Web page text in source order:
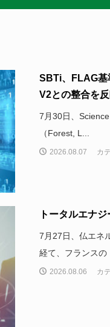
SBTi、FLAG
V2との整合を
7月30日、
（Forest, L...
2026.08.07 カ
トータルエナ
7月27日、仏エネ
経て、フランスの
2026.08.06 カ